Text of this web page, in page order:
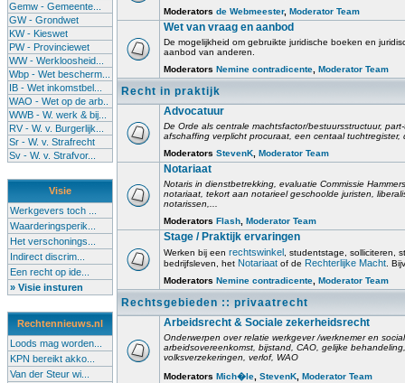
Gemw - Gemeente...
GW - Grondwet
KW - Kieswet
PW - Provinciewet
WW - Werkloosheid...
Wbp - Wet bescherm...
IB - Wet inkomstbel...
WAO - Wet op de arb..
WWB - W. werk & bij...
RV - W. v. Burgerlijk...
Sr - W. v. Strafrecht
Sv - W. v. Strafvor...
Visie
Werkgevers toch ...
Waarderingsperik...
Het verschonings...
Indirect discrim...
Een recht op ide...
» Visie insturen
Rechtennieuws.nl
Loods mag worden...
KPN bereikt akko...
Van der Steur wi...
Moderators de Webmeester, Moderator Team
Wet van vraag en aanbod
De mogelijkheid om gebruikte juridische boeken en
aanbod van anderen.
Moderators Nemine contradicente Moderator Team
Recht in praktijk
Advocatuur
De Orde als centrale machtsfactor/bestuursstructuur,
afschaffing verplicht procuraat, een centaal
Moderators StevenK Moderator Team
Notariaat
Notaris in dienstbetrekking, evaluatie Commissie
notariaat, tekort aan notarieel geschoolde juristen,
notarissen,...
Moderators Flash Moderator Team
Stage / Praktijk ervaringen
Werken bij een rechtswinkel , studentstage, solliciteren,
bedrijfsleven, het Notariaat of de Rechterlijke Macht .
Moderators Nemine contradicente Moderator Team
Rechtsgebieden :: privaatrecht
Arbeidsrecht & Sociale zekerheidsrecht
Onderwerpen over relatie werkgever /werknemer en
arbeidsovereenkomst, bijstand, CAO, gelijke
volksverzekeringen, verlof, WAO
Moderators Mich�le StevenK Moderator Team